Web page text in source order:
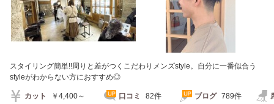
スタイリング簡単!!周りと差がつくこだわりメンズstyle。自分に一番似合う
styleがわからない方におすすめ◎
カット ￥4,400～ 口コミ 82件 ブログ 789件